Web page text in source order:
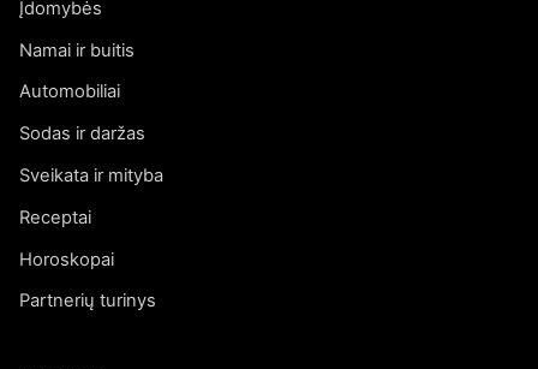
Įdomybės
Namai ir buitis
Automobiliai
Sodas ir daržas
Sveikata ir mityba
Receptai
Horoskopai
Partnerių turinys